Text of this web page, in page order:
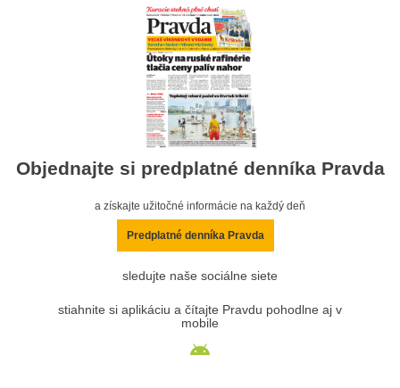
Objednajte si predplatné denníka Pravda
a získajte užitočné informácie na každý deň
Predplatné denníka Pravda
sledujte naše sociálne siete
stiahnite si aplikáciu a čítajte Pravdu pohodlne aj v
mobile